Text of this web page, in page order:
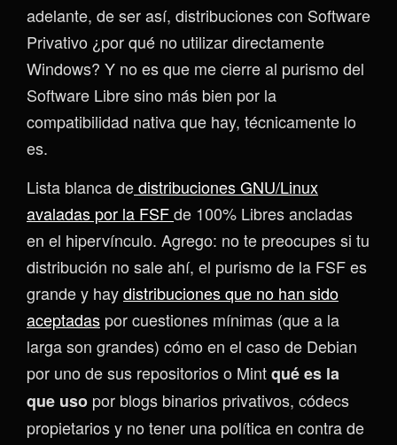
adelante, de ser así, distribuciones con Software
Privativo ¿por qué no utilizar directamente
Windows? Y no es que me cierre al purismo del
Software Libre sino más bien por la
compatibilidad nativa que hay, técnicamente lo
es.
Lista blanca dedistribuciones GNU/Linux
avaladas por la FSFde 100% Libres ancladas
en el hipervínculo. Agrego: no te preocupes si tu
distribución no sale ahí, el purismo de la FSF es
grande y haydistribuciones que no han sido
aceptadas por cuestiones mínimas (que a la
larga son grandes) cómo en el caso de Debian
por uno de sus repositorios o Mintqué es la
que uso por blogs binarios privativos, códecs
propietarios y no tener una política en contra de